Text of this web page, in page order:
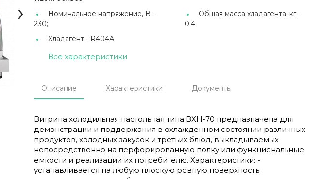
›
Номинальное напряжение, В -
230;
Общая масса хладагента, кг -
0.4;
Хладагент - R404А;
Все характеристики
Описание Характеристики Документы
Витрина холодильная настольная типа ВХН-70 предназначена для
демонстрации и поддержания в охлажденном состоянии различных
продуктов, холодных закусок и третьих блюд, выкладываемых
непосредственно на перфорированную полку или функциональные
емкости и реализации их потребителю. Характеристики: -
устанавливается на любую плоскую ровную поверхность